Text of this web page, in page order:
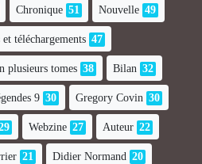
Chronique 51 Nouvelle 49
téléchargements 47
plusieurs tomes 38 Bilan 32
9 30 Gregory Covin 30
Webzine 27 Auteur 22
21 Didier Normand 20